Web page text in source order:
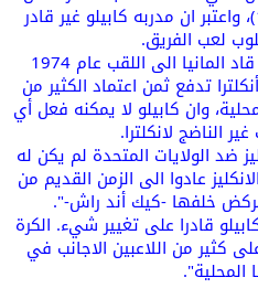
مواجهة الولايات المتحدة (1-1)، واعتبر ان مدربه كابيلو غير قادر
لعب الفريق.
واعتبر بكنباور (65 عاما) الذي قاد المانيا الى اللقب عام 1974
ان أنكلترا تدفع ثمن اعتماد الكثير من
وان كابيلو لا يمكنه فعل أي
الناضج لانكلترا.
ضد الولايات المتحدة لم يكن له
عادوا الى الزمن القديم من
خلفها -كيك أند راش-".
قادرا على تغيير شيء. الكرة
كثير من اللاعبين الاجانب في
المحلية".